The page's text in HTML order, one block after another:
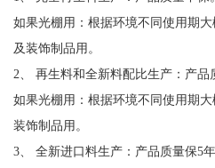
如果光棚用：根据环境不同使用期
及装饰制品用。
2、 再生料和全新料配比生产：产品
如果光棚用：根据环境不同使用期
装饰制品用。
3、 全新进口料生产：产品质量保5年